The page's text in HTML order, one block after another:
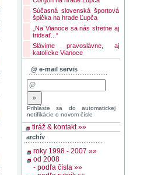
Súčasná slovenská športová
špička na hrade Ľupča
„Na Vianoce sa nás stretne aj
tridsať...“
Slávime pravoslávne, aj
katolícke Vianoce
@ e-mail servis
Prihláste sa do automatickej
notifikácie o novom čísle
tiráž & kontakt »»
archív
roky 1998 - 2007 »»
od 2008
- podľa čísla »»